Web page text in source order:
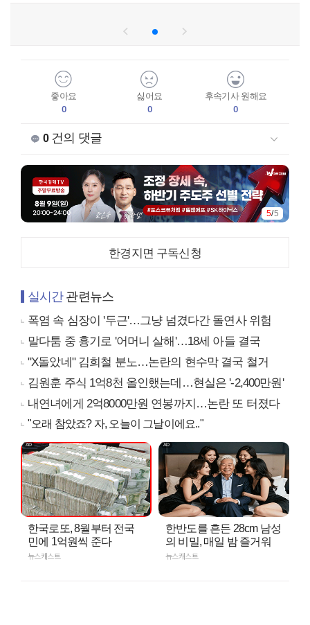
좋아요
0
싫어요
0
후속기사 원해요
0
0건의 댓글
5/5
한경지면 구독신청
실시간관련뉴스
폭염 속 심장이 '두근'…그냥 넘겼다간 돌연사 위험
말다툼 중 흉기로 '어머니 살해'…18세 아들 결국
"X돌았네" 김희철 분노…논란의 현수막 결국 철거
김원훈 주식 1억8천 올인했는데…현실은 '-2,400만원'
내연녀에게 2억8000만원 연봉까지…논란 또 터졌다
"오래 참았죠? 자, 오늘이 그날이에요.."
한국로또, 8월부터 전국
민에 1억원씩 준다
뉴스캐스트
한반도를 흔든 28cm 남성
의 비밀, 매일 밤 즐거워
뉴스캐스트